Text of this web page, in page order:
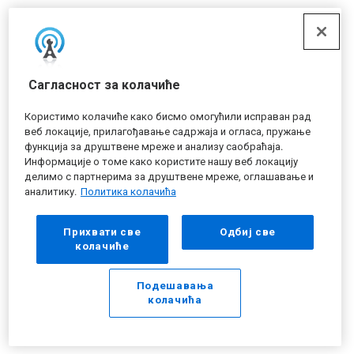
Сагласност за колачиће
Користимо колачиће како бисмо омогућили исправан рад
веб локације, прилагођавање садржаја и огласа, пружање
функција за друштвене мреже и анализу саобраћаја.
Информације о томе како користите нашу веб локацију
делимо с партнерима за друштвене мреже, оглашавање и
аналитику. Политика колачића
Прихвати све
колачиће
Одбиј све
Подешавања
колачића